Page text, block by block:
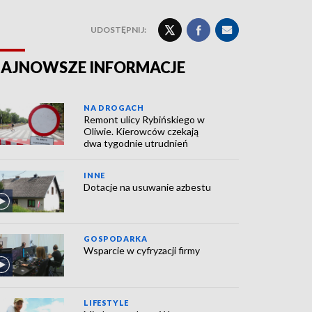
UDOSTĘPNIJ:
INFORMACJE
NA DROGACH
Remont ulicy Rybińskiego w
Oliwie. Kierowców czekają
dwa tygodnie utrudnień
INNE
Dotacje na usuwanie azbestu
GOSPODARKA
Wsparcie w cyfryzacji firmy
LIFESTYLE